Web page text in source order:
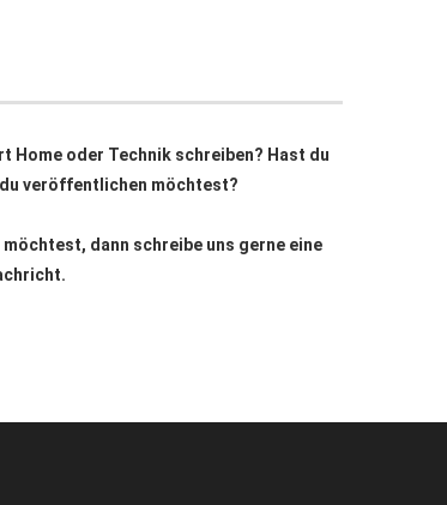
Home oder Technik schreiben? Hast du
veröffentlichen möchtest?
dann schreibe uns gerne eine